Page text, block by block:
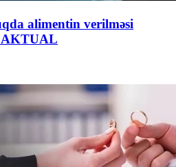
alimentin verilməsi
AKTUAL